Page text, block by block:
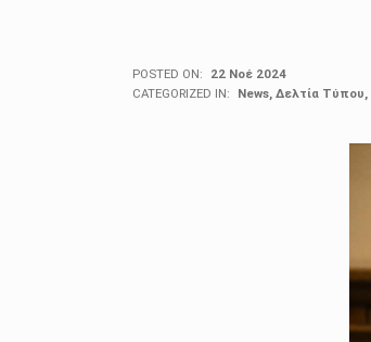
POSTED ON:
22 Νοέ 2024
CATEGORIZED IN:
News,Δελτία Τύπου,